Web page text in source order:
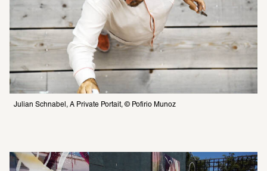
Julian Schnabel, A Private Portait, © Pofirio Munoz